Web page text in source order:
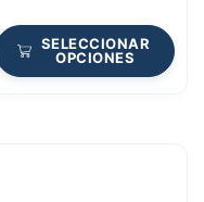
SELECCIONAR
OPCIONES